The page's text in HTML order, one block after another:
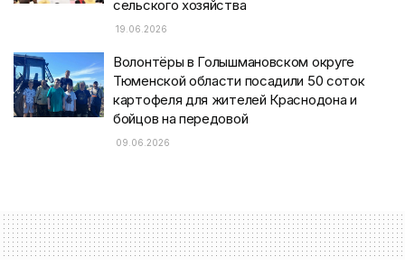
сельского хозяйства
19.06.2026
Волонтёры в Голышмановском округе
Тюменской области посадили 50 соток
картофеля для жителей Краснодона и
бойцов на передовой
09.06.2026